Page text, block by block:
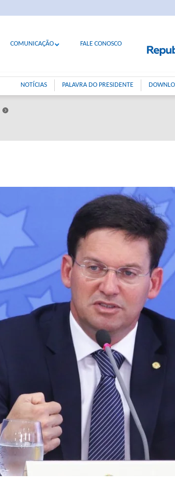
COMUNICAÇÃO FALE CONOSCO
NOTÍCIAS PALAVRA DO PRESIDENTE